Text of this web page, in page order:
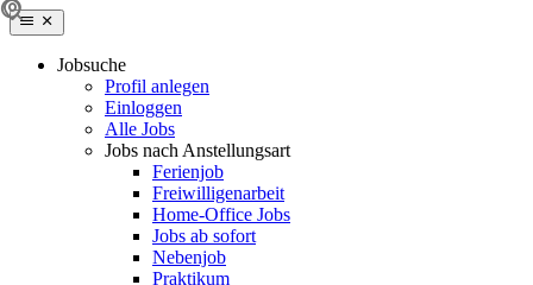
Jobsuche
Profil anlegen
Einloggen
Alle Jobs
Jobs nach Anstellungsart
Ferienjob
Freiwilligenarbeit
Home-Office Jobs
Jobs ab sofort
Nebenjob
Praktikum